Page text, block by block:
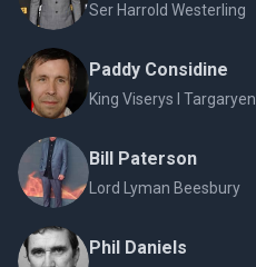
Ser Harrold Westerling
Paddy Considine
King Viserys I Targaryen
Bill Paterson
Lord Lyman Beesbury
Phil Daniels